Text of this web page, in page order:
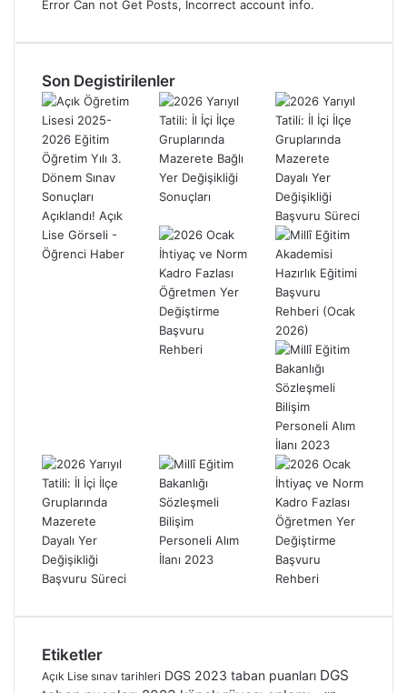
Error Can not Get Posts, Incorrect account info.
Son Degistirilenler
Etiketler
Açık Lise sınav tarihleri DGS 2023 taban puanları DGS